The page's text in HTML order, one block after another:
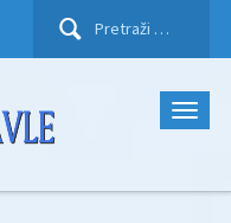
Pretraži: